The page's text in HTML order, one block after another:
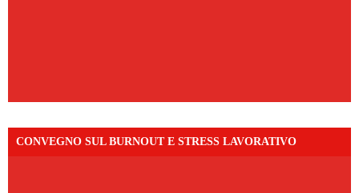
CONVEGNO SUL BURNOUT E STRESS LAVORATIVO